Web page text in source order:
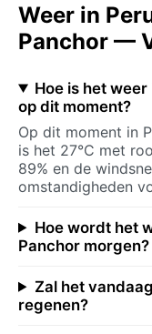
Weer in
Panchor —
Hoe is het
op dit moment?
Op dit moment in
is het 27°C met
89% en de
omstandigheden
Hoe wordt het
Panchor morgen?
Zal het
regenen?